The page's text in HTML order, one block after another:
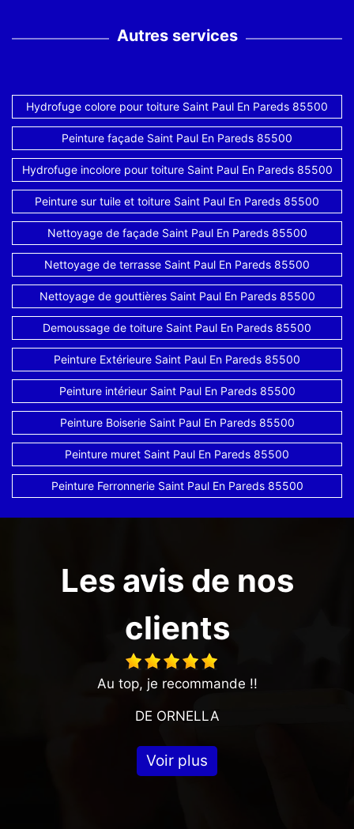
Autres services
Hydrofuge colore pour toiture Saint Paul En Pareds 85500
Peinture façade Saint Paul En Pareds 85500
Hydrofuge incolore pour toiture Saint Paul En Pareds 85500
Peinture sur tuile et toiture Saint Paul En Pareds 85500
Nettoyage de façade Saint Paul En Pareds 85500
Nettoyage de terrasse Saint Paul En Pareds 85500
Nettoyage de gouttières Saint Paul En Pareds 85500
Demoussage de toiture Saint Paul En Pareds 85500
Peinture Extérieure Saint Paul En Pareds 85500
Peinture intérieur Saint Paul En Pareds 85500
Peinture Boiserie Saint Paul En Pareds 85500
Peinture muret Saint Paul En Pareds 85500
Peinture Ferronnerie Saint Paul En Pareds 85500
Les avis de nos
clients
Au top, je recommande !!
DE ORNELLA
Voir plus